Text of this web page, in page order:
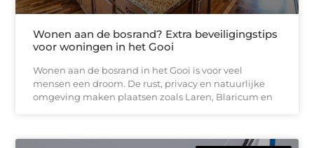
Wonen aan de bosrand? Extra beveiligingstips
voor woningen in het Gooi
Wonen aan de bosrand in het Gooi is voor veel
mensen een droom. De rust, privacy en natuurlijke
omgeving maken plaatsen zoals Laren, Blaricum en